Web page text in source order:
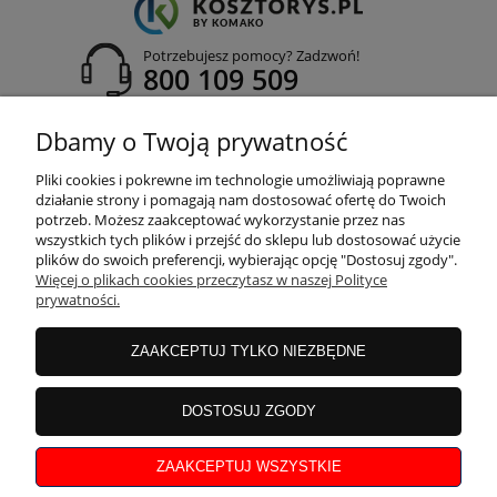
Potrzebujesz pomocy? Zadzwoń!
800 109 509
ul. Dywizjonu 303 nr 23, 80-462 Gdańsk
INFORMACJE
MOJE KONTO
PŁATNOŚCI I DOSTAWA
O NAS
Dbamy o Twoją prywatność
Pliki cookies i pokrewne im technologie umożliwiają poprawne
działanie strony i pomagają nam dostosować ofertę do Twoich
potrzeb. Możesz zaakceptować wykorzystanie przez nas
wszystkich tych plików i przejść do sklepu lub dostosować użycie
plików do swoich preferencji, wybierając opcję "Dostosuj zgody".
Więcej o plikach cookies przeczytasz w naszej Polityce
prywatności.
ZAAKCEPTUJ TYLKO NIEZBĘDNE
DOSTOSUJ ZGODY
ZAAKCEPTUJ WSZYSTKIE